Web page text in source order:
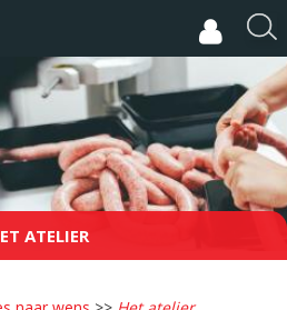
R
e
c
h
e
r
c
h
r
ATELIER